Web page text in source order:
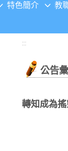
特色簡介 教
:::
公告
轉知成為